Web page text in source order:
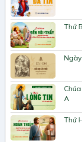
Thứ
A
Thứ